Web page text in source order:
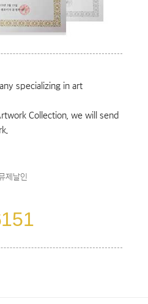
specializing in art
Collection, we will send
제날인